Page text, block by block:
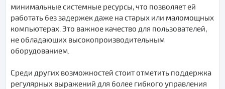
минимальные системные ресурсы, что позволяет ей
работать без задержек даже на старых или маломощных
компьютерах. Это важное качество для пользователей,
не обладающих высокопроизводительным
оборудованием.
Среди других возможностей стоит отметить поддержка
регулярных выражений для более гибкого управления